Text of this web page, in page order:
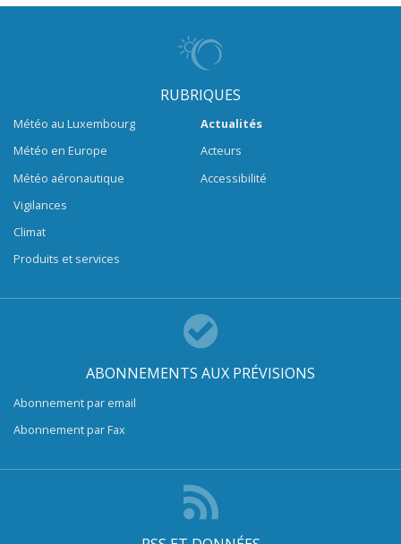
RUBRIQUES
Météo au Luxembourg
Météo en Europe
Météo aéronautique
Vigilances
Climat
Produits et services
Actualités
Acteurs
Accessibilité
ABONNEMENTS AUX PRÉVISIONS
Abonnement par email
Abonnement par Fax